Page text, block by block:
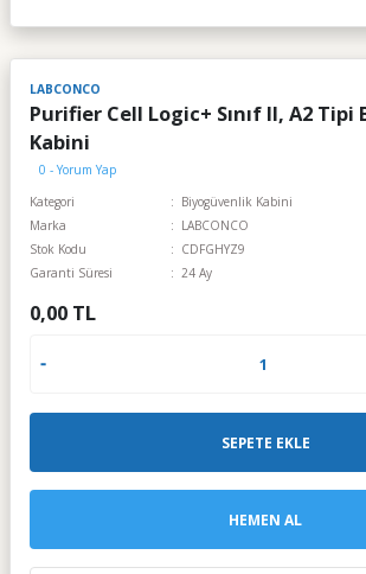
LABCONCO
Purifier Cell Logic+ Sınıf II, A2
Kabini
0 - Yorum Yap
Kategori
Biyogüvenlik Kabini
Marka
LABCONCO
Stok Kodu
CDFGHYZ9
Garanti Süresi
24 Ay
0,00 TL
SEPETE EKLE
HEMEN AL